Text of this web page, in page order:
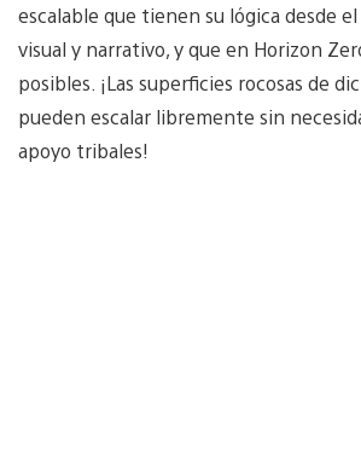
escalable que tienen su lógica desde
visual y narrativo, y que en Horizon
posibles. ¡Las superficies rocosas de
pueden escalar libremente sin
apoyo tribales!